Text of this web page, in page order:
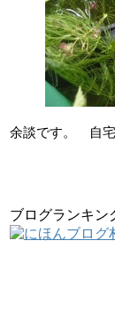
余談です。 自宅
ブログランキン